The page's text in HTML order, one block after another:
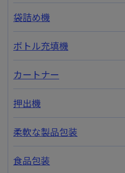
袋詰め機
ボトル充填機
カートナー
押出機
柔軟な製品包装
食品包装